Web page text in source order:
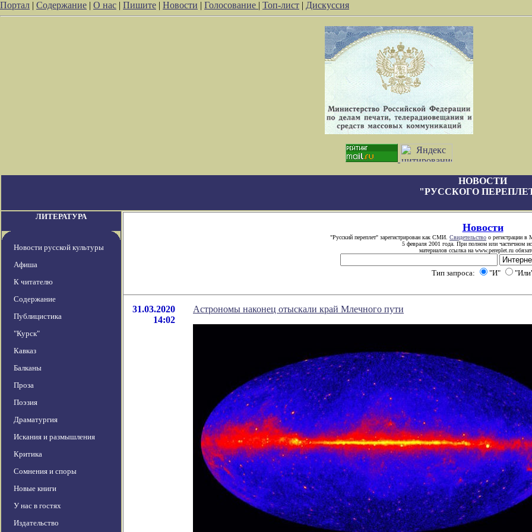
Портал | Содержание | О нас | Пишите | Новости | Голосование | Топ-лист | Дискуссия
НОВОСТИ
"РУССКОГО
ЛИТЕРАТУРА
Новости русской культуры
Афиша
К читателю
Содержание
Публицистика
"Курск"
Кавказ
Балканы
Проза
Поэзия
Драматургия
Искания и размышления
Критика
Сомнения и споры
Новые книги
У нас в гостях
Издательство
Новости
"Русский переплет" зарегистрирован как СМИ. Свидетельство о регистрации в
5 февраля 2001 года. При полном или частичном
материалов ссылка на www.pereplet.ru
Тип запроса: "И"
31.03.2020
14:02
Астрономы наконец отыскали край Млечного пути